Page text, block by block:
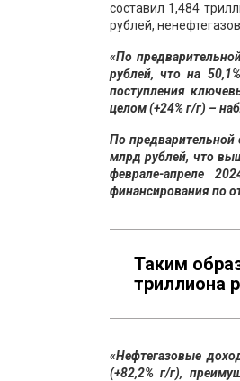
составил 1,484
рублей,
«По
рублей, что на
поступления
целом (+24% г/г) –
По предварительной
млрд рублей, что
феврале-апреле
финансирования по
Таким
триллиона
«Нефтегазовые
(+82,2% г/г),